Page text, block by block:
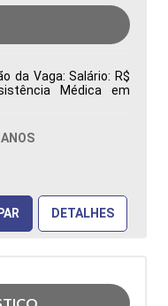
da Vaga: Salário: R$
Médica em
Superior completo ou
áreas correlatas
Datasul Tipo de
SP, Brasil Área de
Acadêmica:
DETALHES